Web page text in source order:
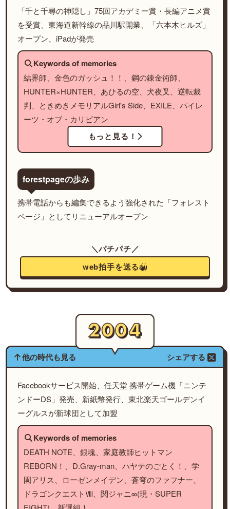
「千と千尋の神隠し」75回アカデミー賞・長編アニメ賞
を受賞、東海道新幹線の品川駅開業、「六本木ヒルズ」
オープン、iPadが発売
Keywords of memories
結界師、金色のガッシュ！！、鋼の錬金術師、
HUNTER×HUNTER、あひるの空、犬夜叉、逆転裁
判、ときめきメモリアルGirl's Side、EXILE、パイレ
ーツ・オブ・カリビアン
もっと見る！
forestpageの歩み
携帯電話からも編集できるよう強化された「フォレスト
ページ」としてリニューアルオープン
＼パチパチ／
web拍手を送る
他の時代も見る シェアする
Facebookサービス開始、任天堂 携帯ゲーム機「ニンテ
ンドーDS」発売、新紙幣発行、東北楽天ゴールデンイ
ーグルスが新球団として加盟
Keywords of memories
DEATH NOTE、銀魂、家庭教師ヒットマン
REBORN！、D.Gray-man、ハヤテのごとく！、学
園アリス、ローゼンメイデン、蒼穹のファフナー、
ドラゴンクエストⅧ、関ジャニ∞(現・SUPER